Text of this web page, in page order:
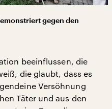
gegen den
beeinflussen, die
die glaubt, dass es
Versöhnung
Täter und aus den